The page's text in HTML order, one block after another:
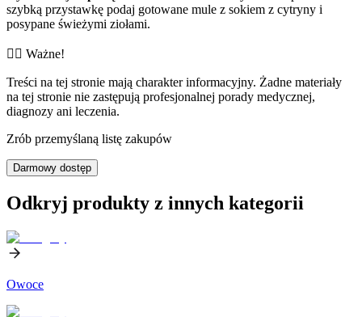
szybką przystawkę podaj gotowane mule z sokiem z cytryny i
posypane świeżymi ziołami.
👨‍⚕️️ Ważne!
Treści na tej stronie mają charakter informacyjny. Żadne materiały
na tej stronie nie zastępują profesjonalnej porady medycznej,
diagnozy ani leczenia.
Zrób przemyślaną listę zakupów
Darmowy dostęp
Odkryj produkty z innych kategorii
Owoce